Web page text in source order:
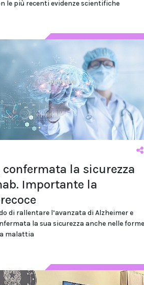
le più recenti evidenze scientifiche
la sicurezza
Importante la
di rallentare l’avanzata di Alzheimer e
la sua sicurezza anche nelle forme
malattia